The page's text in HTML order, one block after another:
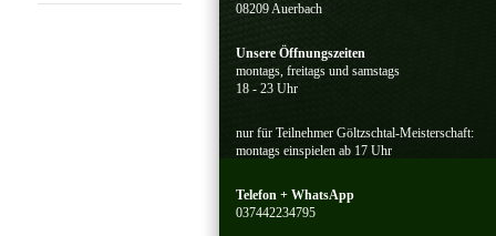
08209 Auerbach
Unsere Öffnungszeiten
montags, freitags und samstags
18 - 23 Uhr
nur für Teilnehmer Göltzschtal-Meisterschaft:
montags einspielen ab 17 Uhr
Telefon + WhatsApp
037442234795